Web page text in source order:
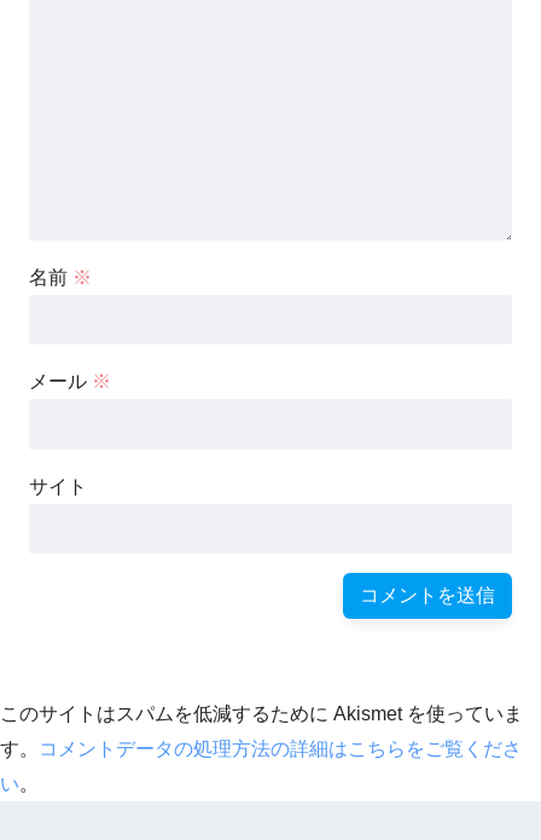
名前 ※
メール ※
サイト
このサイトはスパムを低減するために Akismet を使っていま
す。
コメントデータの処理方法の詳細はこちらをご覧くださ
い。